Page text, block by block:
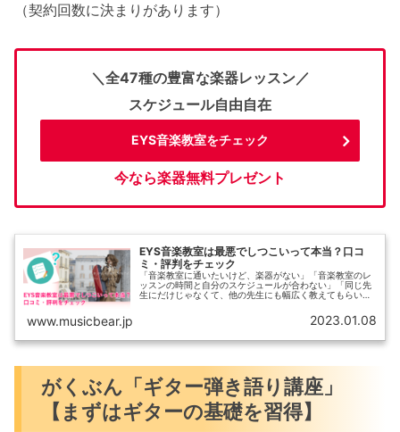
（契約回数に決まりがあります）
＼全47種の豊富な楽器レッスン／
スケジュール自由自在
EYS音楽教室をチェック
今なら楽器無料プレゼント
EYS音楽教室は最悪でしつこいって本当？口コ
ミ・評判をチェック
「音楽教室に通いたいけど、楽器がない」「音楽教室のレ
ッスンの時間と自分のスケジュールが合わない」「同じ先
生にだけじゃなくて、他の先生にも幅広く教えてもらいた
www.musicbear.jp 2023.01.08
がくぶん「ギター弾き語り講座」
【まずはギターの基礎を習得】